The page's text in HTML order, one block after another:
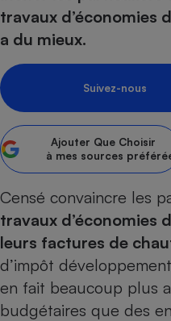
travaux d’économies
a du mieux.
Suivez-nous
Ajouter Que Choisir
à mes sources
Censé convaincre les
travaux d’économies
leurs factures de
d’impôt
en fait beaucoup plus
budgétaires que des
Choisir son fioul
Choisir son pellet
Comparateur
Energie Moins Chère
Tous les comparateurs
Toutes les cartes